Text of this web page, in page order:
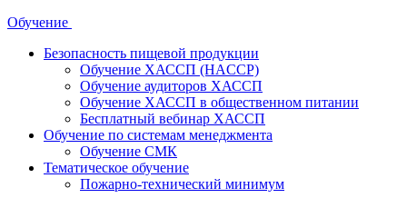
Обучение
Безопасность пищевой продукции
Обучение ХАССП (HACCP)
Обучение аудиторов ХАССП
Обучение ХАССП в общественном питании
Бесплатный вебинар ХАССП
Обучение по системам менеджмента
Обучение СМК
Тематическое обучение
Пожарно-технический минимум